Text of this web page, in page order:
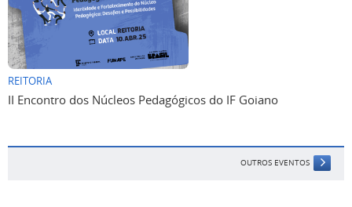
REITORIA
II Encontro dos Núcleos Pedagógicos do IF Goiano
OUTROS EVENTOS